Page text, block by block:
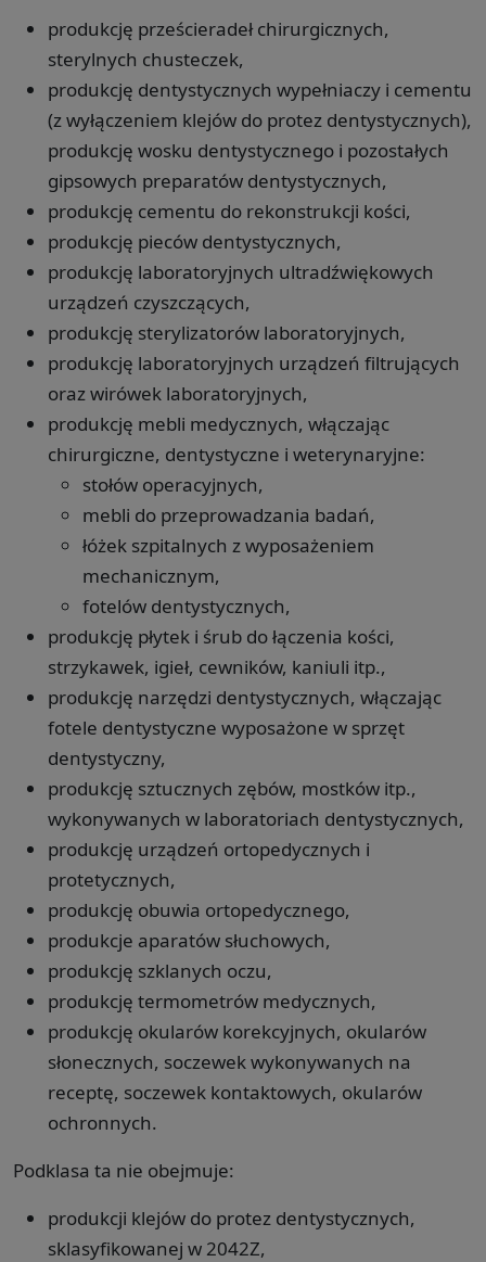
produkcję prześcieradeł chirurgicznych,
sterylnych chusteczek,
produkcję dentystycznych wypełniaczy i cementu
(z wyłączeniem klejów do protez dentystycznych),
produkcję wosku dentystycznego i pozostałych
gipsowych preparatów dentystycznych,
produkcję cementu do rekonstrukcji kości,
produkcję pieców dentystycznych,
produkcję laboratoryjnych ultradźwiękowych
urządzeń czyszczących,
produkcję sterylizatorów laboratoryjnych,
produkcję laboratoryjnych urządzeń filtrujących
oraz wirówek laboratoryjnych,
produkcję mebli medycznych, włączając
chirurgiczne, dentystyczne i weterynaryjne:
stołów operacyjnych,
mebli do przeprowadzania badań,
łóżek szpitalnych z wyposażeniem
mechanicznym,
fotelów dentystycznych,
produkcję płytek i śrub do łączenia kości,
strzykawek, igieł, cewników, kaniuli itp.,
produkcję narzędzi dentystycznych, włączając
fotele dentystyczne wyposażone w sprzęt
dentystyczny,
produkcję sztucznych zębów, mostków itp.,
wykonywanych w laboratoriach dentystycznych,
produkcję urządzeń ortopedycznych i
protetycznych,
produkcję obuwia ortopedycznego,
produkcje aparatów słuchowych,
produkcję szklanych oczu,
produkcję termometrów medycznych,
produkcję okularów korekcyjnych, okularów
słonecznych, soczewek wykonywanych na
receptę, soczewek kontaktowych, okularów
ochronnych.
Podklasa ta nie obejmuje:
produkcji klejów do protez dentystycznych,
sklasyfikowanej w 2042Z,